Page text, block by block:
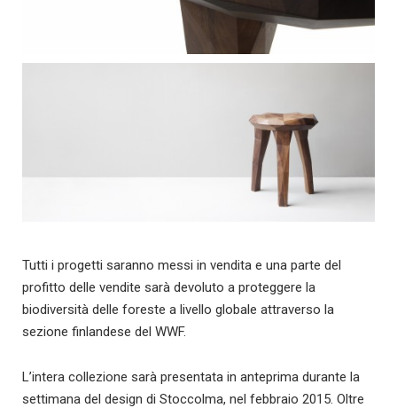
Tutti i progetti saranno messi in vendita e una parte del
profitto delle vendite sarà devoluto a proteggere la
biodiversità delle foreste a livello globale attraverso la
sezione finlandese del WWF.
L’intera collezione sarà presentata in anteprima durante la
settimana del design di Stoccolma, nel febbraio 2015. Oltre